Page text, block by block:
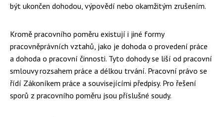
být ukončen dohodou, výpovědí nebo okamžitým zrušením.
Kromě pracovního poměru existují i jiné formy
pracovněprávních vztahů, jako je dohoda o provedení práce
a dohoda o pracovní činnosti. Tyto dohody se liší od pracovní
smlouvy rozsahem práce a délkou trvání. Pracovní právo se
řídí Zákoníkem práce a souvisejícími předpisy. Pro řešení
sporů z pracovního poměru jsou příslušné soudy.